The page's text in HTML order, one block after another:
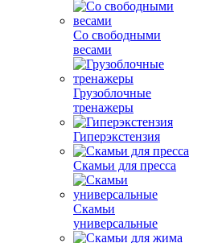
Со свободными
весами
Грузоблочные
тренажеры
Гиперэкстензия
Скамьи для пресса
Скамьи
универсальные